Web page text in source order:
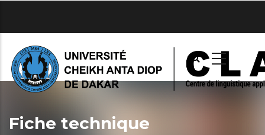
principal
Fiche technique